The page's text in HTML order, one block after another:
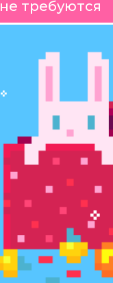
не требуются